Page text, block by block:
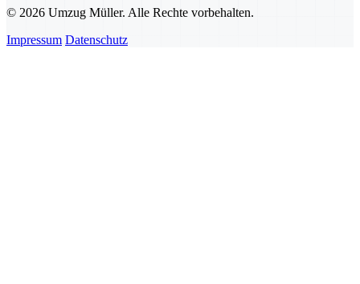
© 2026 Umzug Müller. Alle Rechte vorbehalten.
Impressum Datenschutz